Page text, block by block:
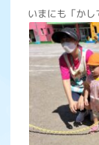
いまにも「かし